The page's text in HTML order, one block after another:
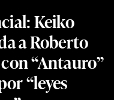
Keiko
a Roberto
“Antauro”
“leyes